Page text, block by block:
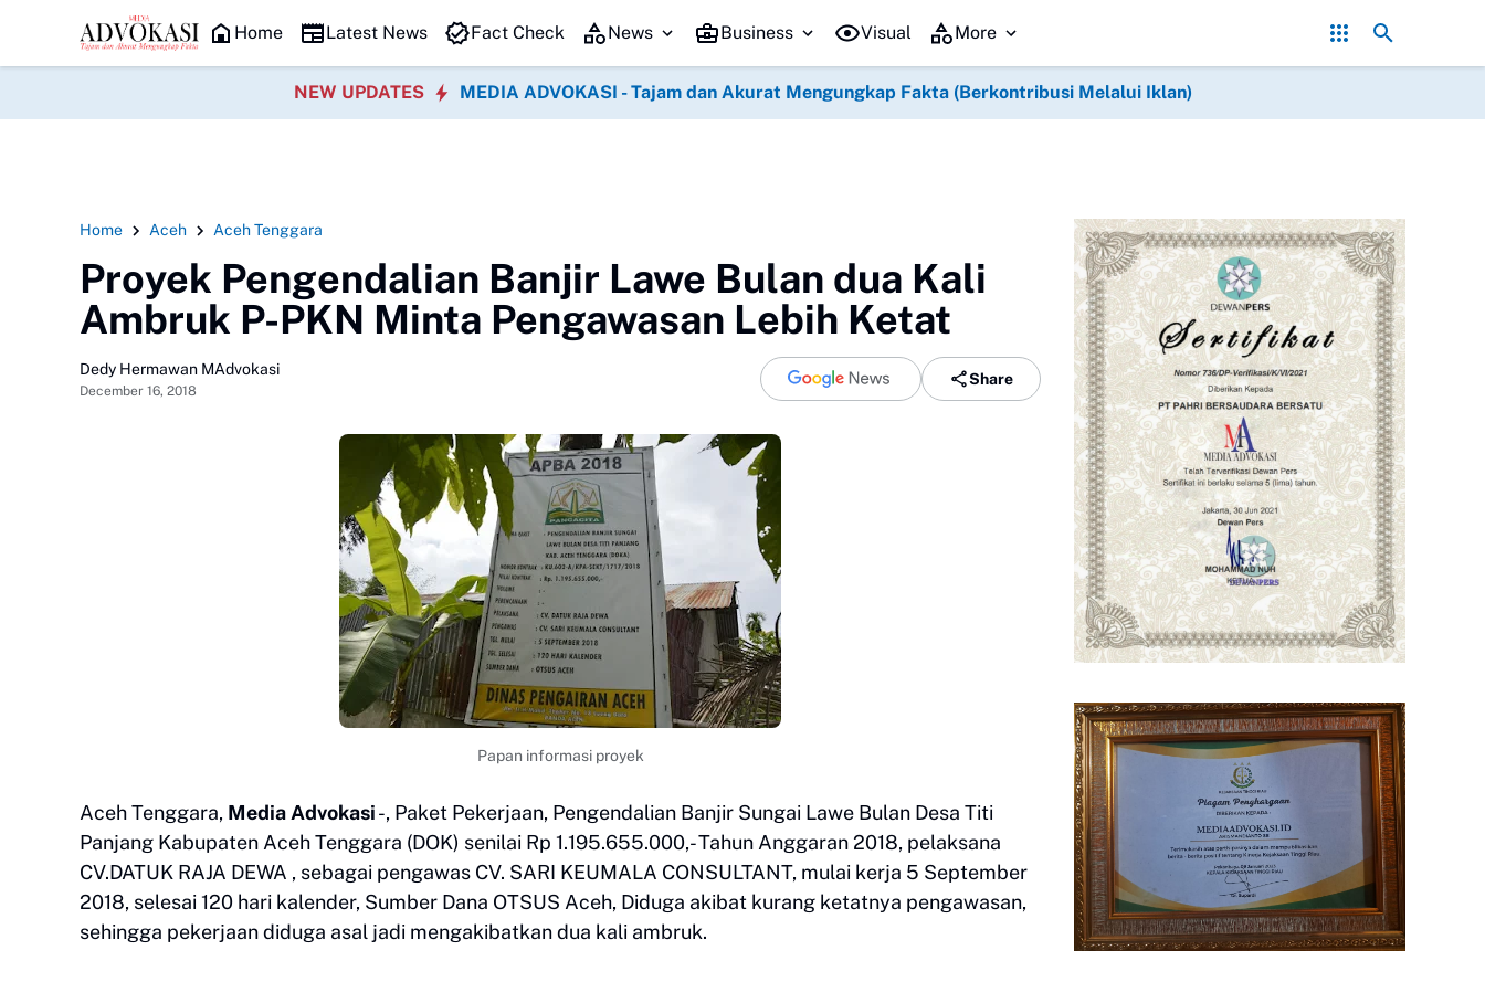
HEADLINE Artco dan Angkong, Alat Pendukung Percepatan Pembangunan
Home Latest News Fact Check News Business Visual More
NEW UPDATES MEDIA ADVOKASI - Tajam dan Akurat Mengungkap Fakta (Berkontribusi Melalui Iklan)
Home Aceh Aceh Tenggara
Proyek Pengendalian Banjir Lawe Bulan dua Kali
Ambruk P-PKN Minta Pengawasan Lebih Ketat
Dedy Hermawan MAdvokasi
December 16, 2018
Share
Papan informasi proyek
Aceh Tenggara, Media Advokasi-, Paket Pekerjaan, Pengendalian Banjir Sungai Lawe Bulan Desa Titi
Panjang Kabupaten Aceh Tenggara (DOK) senilai Rp 1.195.655.000,- Tahun Anggaran 2018, pelaksana
CV.DATUK RAJA DEWA , sebagai pengawas CV. SARI KEUMALA CONSULTANT, mulai kerja 5 September
2018, selesai 120 hari kalender, Sumber Dana OTSUS Aceh, Diduga akibat kurang ketatnya pengawasan,
sehingga pekerjaan diduga asal jadi mengakibatkan dua kali ambruk.